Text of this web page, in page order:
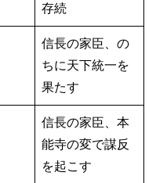
存続
信長の家臣、の
ちに天下統一を
果たす
信長の家臣、本
能寺の変で謀反
を起こす